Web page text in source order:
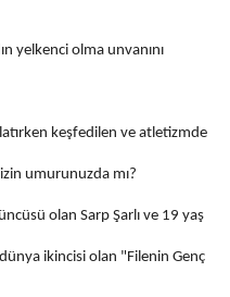
yelkenci olma unvanını
keşfedilen ve atletizmde
umurunuzda mı?
olan Sarp Şarlı ve 19 yaş
ikincisi olan "Filenin Genç